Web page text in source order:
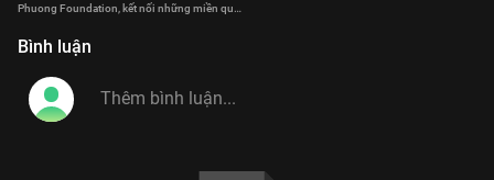
Phuong Foundation, kết nối những miền quê
Bình luận